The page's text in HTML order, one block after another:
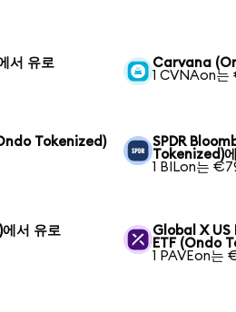
서 유로
Carvana
1 CVNAon는
Tokenized)
SPDR
Tokenized)
1 BILon는
서 유로
Global X
ETF (Ondo
1 PAVEon는